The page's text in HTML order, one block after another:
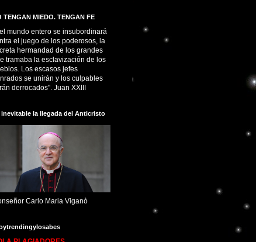
TENGAN MIEDO. TENGAN FE
mundo entero se insubordinará
el juego de los poderosos, la
hermandad de los grandes
tramaba la esclavización de los
Los escasos jefes
se unirán y los culpables
derrocados". Juan XXIII
inevitable la llegada del Anticristo
Carlo Maria Viganò